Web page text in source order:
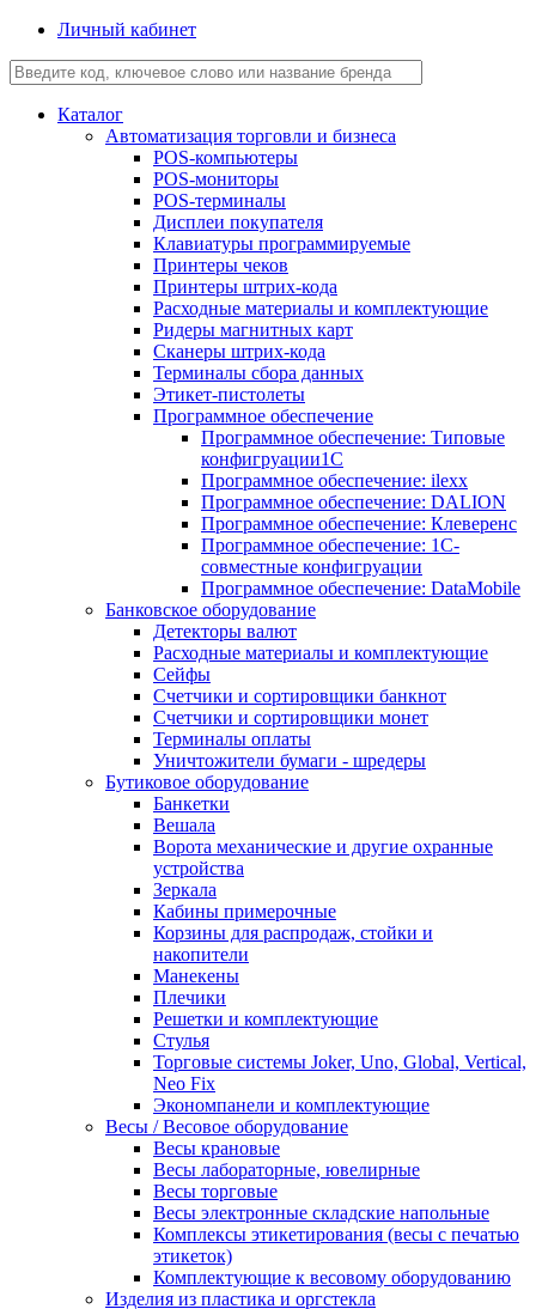
Личный кабинет
Каталог
Автоматизация торговли и бизнеса
POS-компьютеры
POS-мониторы
POS-терминалы
Дисплеи покупателя
Клавиатуры программируемые
Принтеры чеков
Принтеры штрих-кода
Расходные материалы и комплектующие
Ридеры магнитных карт
Сканеры штрих-кода
Терминалы сбора данных
Этикет-пистолеты
Программное обеспечение
Программное обеспечение: Типовые
конфигруации1С
Программное обеспечение: ilexx
Программное обеспечение: DALION
Программное обеспечение: Клеверенс
Программное обеспечение: 1С-
совместные конфигруации
Программное обеспечение: DataMobile
Банковское оборудование
Детекторы валют
Расходные материалы и комплектующие
Сейфы
Счетчики и сортировщики банкнот
Счетчики и сортировщики монет
Терминалы оплаты
Уничтожители бумаги - шредеры
Бутиковое оборудование
Банкетки
Вешала
Ворота механические и другие охранные
устройства
Зеркала
Кабины примерочные
Корзины для распродаж, стойки и
накопители
Манекены
Плечики
Решетки и комплектующие
Стулья
Торговые системы Joker, Uno, Global, Vertical,
Neo Fix
Экономпанели и комплектующие
Весы / Весовое оборудование
Весы крановые
Весы лабораторные, ювелирные
Весы торговые
Весы электронные складские напольные
Комплексы этикетирования (весы с печатью
этикеток)
Комплектующие к весовому оборудованию
Изделия из пластика и оргстекла